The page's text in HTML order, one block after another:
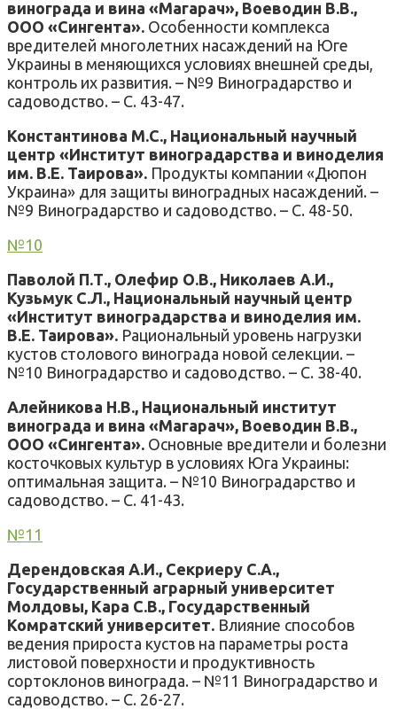
винограда и вина «Магарач», Воеводин В.В.,
ООО «Сингента». Особенности комплекса
вредителей многолетних насаждений на Юге
Украины в меняющихся условиях внешней среды,
контроль их развития. – №9 Виноградарство и
садоводство. – С. 43-47.
Константинова М.С., Национальный научный
центр «Институт виноградарства и виноделия
им. В.Е. Таирова». Продукты компании «Дюпон
Украина» для защиты виноградных насаждений. –
№9 Виноградарство и садоводство. – С. 48-50.
№10
Паволой П.Т., Олефир О.В., Николаев А.И.,
Кузьмук С.Л., Национальный научный центр
«Институт виноградарства и виноделия им.
В.Е. Таирова». Рациональный уровень нагрузки
кустов столового винограда новой селекции. –
№10 Виноградарство и садоводство. – С. 38-40.
Алейникова Н.В., Национальный институт
винограда и вина «Магарач», Воеводин В.В.,
ООО «Сингента». Основные вредители и болезни
косточковых культур в условиях Юга Украины:
оптимальная защита. – №10 Виноградарство и
садоводство. – С. 41-43.
№11
Дерендовская А.И., Секриеру С.А.,
Государственный аграрный университет
Молдовы, Кара С.В., Государственный
Комратский университет. Влияние способов
ведения прироста кустов на параметры роста
листовой поверхности и продуктивность
сортоклонов винограда. – №11 Виноградарство и
садоводство. – С. 26-27.